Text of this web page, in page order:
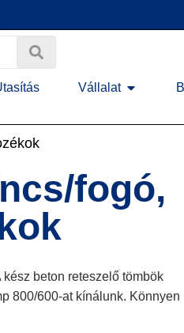
Vállalat
fogó,
beton reteszelő tömbök
800/600-at kínálunk. Könnyen